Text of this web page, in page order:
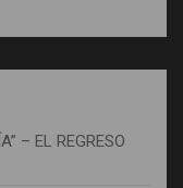
– EL REGRESO